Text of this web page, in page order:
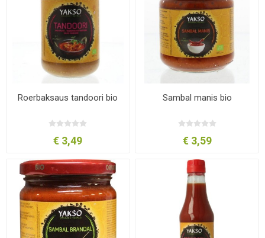
Roerbaksaus tandoori bio
€ 3,49
Sambal manis bio
€ 3,59